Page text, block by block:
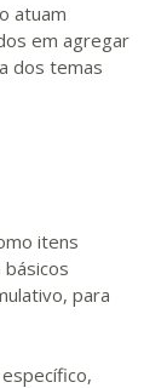
atuam
em agregar
dos temas
itens
para